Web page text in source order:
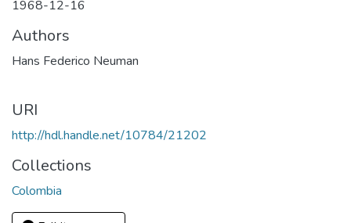
1968-12-16
Authors
Hans Federico Neuman
URI
http://hdl.handle.net/10784/21202
Collections
Colombia